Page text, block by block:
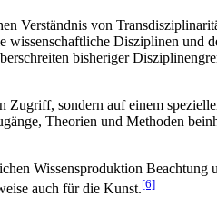
von
Disziplinen und
bisheriger
sondern auf einem
Theorien und Methoden
Wissensproduktion
auch für die Kunst.[6]